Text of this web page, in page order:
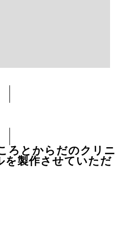
ろとからだのクリニ
を製作させていただ